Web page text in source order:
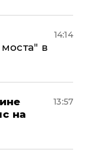
в
14:14
на
13:57